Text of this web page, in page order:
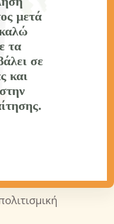
και
ανάπτυξη
τη
τη διαχείριση
τις
ισότιμης
υπευθυνότητας,
μετά
τα
σε
και